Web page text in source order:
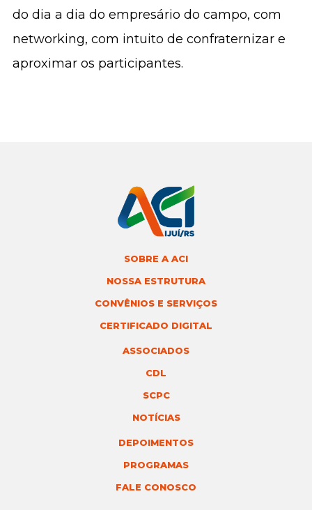
do dia a dia do empresário do campo, com
networking, com intuito de confraternizar e
aproximar os participantes.
SOBRE A ACI
NOSSA ESTRUTURA
CONVÊNIOS E SERVIÇOS
CERTIFICADO DIGITAL
ASSOCIADOS
CDL
SCPC
NOTÍCIAS
DEPOIMENTOS
PROGRAMAS
FALE CONOSCO